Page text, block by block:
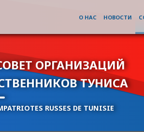
ОРГАНИЗАЦИЙ
ТУНИСА
RUSSES DE TUNISIE
О НАС НОВОСТИ